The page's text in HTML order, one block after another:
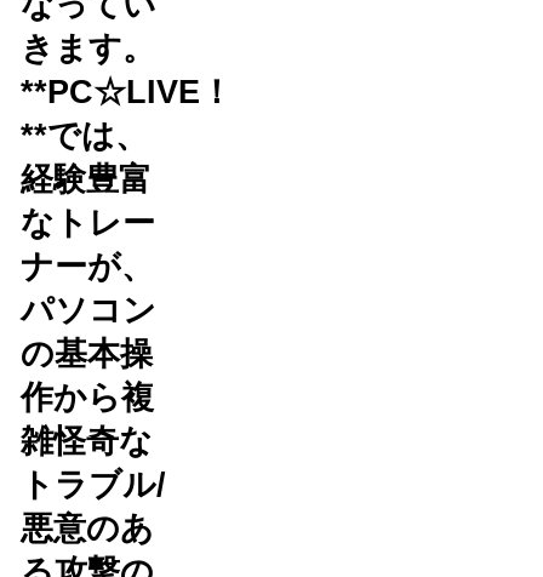
きます。
**PC☆LIVE！
**では、
経験豊富
なトレー
ナーが、
パソコン
の基本操
作から複
雑怪奇な
トラブル/
悪意のあ